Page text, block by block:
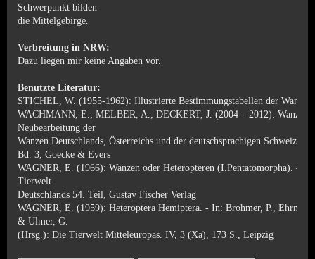
Schwerpunkt bilden
die Mittelgebirge.
Verbreitung in NRW:
Dazu liegen mir keine Angaben vor.
Benutzte Literatur:
STICHEL, W. (1955-1962): Illustrierte Bestimmungstabellen der Wanzen.
WACHMANN, E.; MELBER, A.; DECKERT, J. (2004 – 2012): Wanzen,
Neubearbeitung der
Wanzen Deutschlands, Österreichs und der deutschsprachigen Schweiz. -
Bd. 3, Goecke & Evers
WAGNER, E. (1966): Wanzen oder Heteropteren (I.Pentatomorpha). –
Tierwelt
Deutschlands 54. Teil, Gustav Fischer Verlag
WAGNER, E. (1959): Heteroptera Hemiptera. - In: Brohmer, P.,
& Ulmer, G.
(Hrsg.): Die Tierwelt Mitteleuropas. IV, 3 (Xa), 173 S., Leipzig